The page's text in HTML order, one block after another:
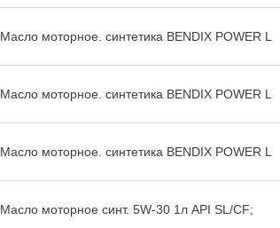
Масло моторное. синтетика BENDIX POWER L
Масло моторное. синтетика BENDIX POWER L
Масло моторное. синтетика BENDIX POWER L
Масло моторное синт. 5W-30 1л API SL/CF;